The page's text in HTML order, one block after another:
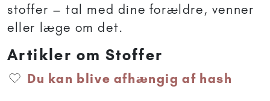
stoffer – tal med dine forældre, venner
eller læge om det.
Artikler om Stoffer
Du kan blive afhængig af hash